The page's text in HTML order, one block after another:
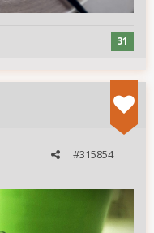
31
#315854